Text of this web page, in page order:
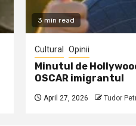
3 min read
Cultural Opinii
Minutul de
OSCAR imigrantul
April 27, 2026 Tudor